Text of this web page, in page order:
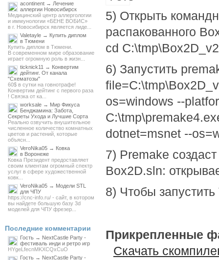
5) Открыть
распакованного
cd
6) Запустить
os=windows --
dotnet=msnet --
7) Premake
Box2D.sln:
8) Чтобы
Прикрепленные
Скачать
acontinent → Лечение
аллергии Новосибирск
Медицинский центр аллергологии
и иммунологии «БЕНЕ ВОБИС»
в г. Новосибирск является лиде...
Valetayle → Купить диплом
в Тюмени
Купить диплом в Тюмени.
В современном мире образование
играет огромную роль в жизн...
ticknick11 → Конвертим
дейтинг. От канала
"Схематозы"
60$ в сутки на говнотрафе!
Конвертим дейтинг с первого раза
! Связка от ка...
worksale → Мир Фикуса
Бенджамина: Забота,
Секреты Ухода и Лучшие Сорта
Реально озвучить внушительное
численное количество комнатных
цветов и растений, которые
объясн...
VeroNika05 → Ковка
в Воронеже
Ковка Президент предоставляет
своим клиентам огромный спектр
услуг в сфере художественной
ковк...
VeroNika05 → Модели STL
для ЧПУ
https://cnc-info.ru/ - сайт, в котором
вы найдете большую базу 3d
моделей для ЧПУ фрезер...
Последние комментарии
Гость → NextCastle Party -
фестиваль инди и ретро игр
HYgeLfecnMKXCQxCuO
Гость → NextCastle Party -